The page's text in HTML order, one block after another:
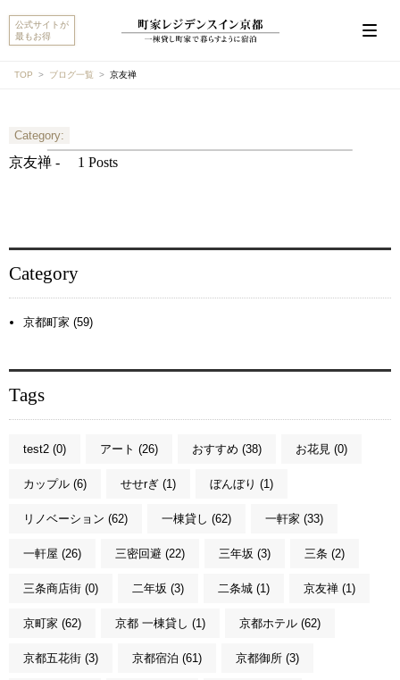
公式サイトが
最もお得
TOP ブログ一覧 京友禅
Category:
京友禅 - 1 Posts
Category
京都町家 (59)
Tags
test2 (0) アート (26) おすすめ (38) お花見 (0)
カップル (6) せせrぎ (1) ぼんぼり (1)
リノベーション (62) 一棟貸し (62) 一軒家 (33)
一軒屋 (26) 三密回避 (22) 三年坂 (3) 三条 (2)
三条商店街 (0) 二年坂 (3) 二条城 (1) 京友禅 (1)
京町家 (62) 京都 一棟貸し (1) 京都ホテル (62)
京都五花街 (3) 京都宿泊 (61) 京都御所 (3)
こんにちは。MACHIYA INNS & HOTELSのマチヤAIで
す。宿をお探しですか？それとも宿や予約についてご